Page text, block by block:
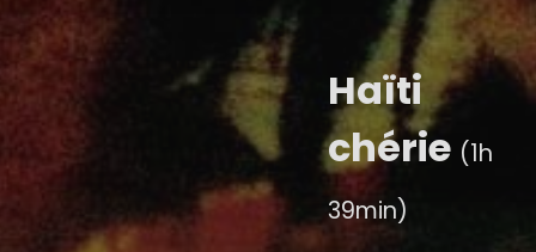
Haïti
chérie (1h
39min)